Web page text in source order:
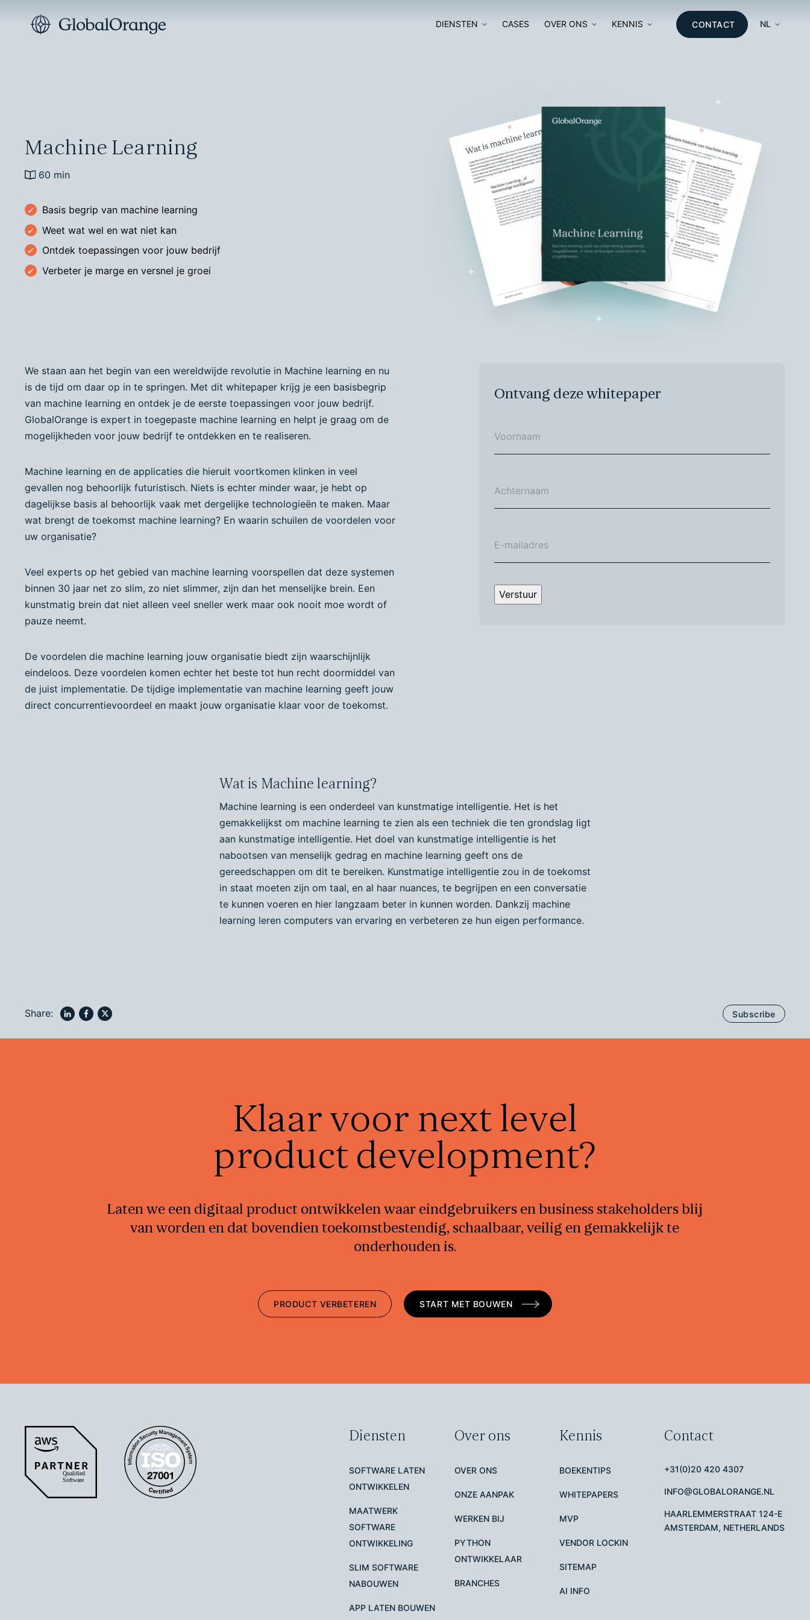
DIENSTEN
DIGITALE
TRANSFORMATIE
AI-ADOPTIE
CASES OVER ONS KENNIS CONTACT NL
Machine Learning
60 min
Basis begrip van machine learning
Weet wat wel en wat niet kan
Ontdek toepassingen voor jouw bedrijf
Verbeter je marge en versnel je groei
We staan aan het begin van een wereldwijde revolutie in Machine learning en nu
is de tijd om daar op in te springen. Met dit whitepaper krijg je een basisbegrip
van machine learning en ontdek je de eerste toepassingen voor jouw bedrijf.
GlobalOrange is expert in toegepaste machine learning en helpt je graag om de
mogelijkheden voor jouw bedrijf te ontdekken en te realiseren.
Machine learning en de applicaties die hieruit voortkomen klinken in veel
gevallen nog behoorlijk futuristisch. Niets is echter minder waar, je hebt op
dagelijkse basis al behoorlijk vaak met dergelijke technologieën te maken. Maar
wat brengt de toekomst machine learning? En waarin schuilen de voordelen voor
uw organisatie?
Veel experts op het gebied van machine learning voorspellen dat deze systemen
binnen 30 jaar net zo slim, zo niet slimmer, zijn dan het menselijke brein. Een
kunstmatig brein dat niet alleen veel sneller werk maar ook nooit moe wordt of
pauze neemt.
De voordelen die machine learning jouw organisatie biedt zijn waarschijnlijk
eindeloos. Deze voordelen komen echter het beste tot hun recht doormiddel van
de juist implementatie. De tijdige implementatie van machine learning geeft jouw
direct concurrentievoordeel en maakt jouw organisatie klaar voor de toekomst.
Ontvang deze whitepaper
Verstuur
Wat is Machine learning?
Machine learning is een onderdeel van kunstmatige intelligentie. Het is het
gemakkelijkst om machine learning te zien als een techniek die ten grondslag ligt
aan kunstmatige intelligentie. Het doel van kunstmatige intelligentie is het
nabootsen van menselijk gedrag en machine learning geeft ons de
gereedschappen om dit te bereiken. Kunstmatige intelligentie zou in de toekomst
in staat moeten zijn om taal, en al haar nuances, te begrijpen en een conversatie
te kunnen voeren en hier langzaam beter in kunnen worden. Dankzij machine
learning leren computers van ervaring en verbeteren ze hun eigen performance.
Share: Subscribe
Klaar voor next level
product development?
Laten we een digitaal product ontwikkelen waar eindgebruikers en business stakeholders blij
van worden en dat bovendien toekomstbestendig, schaalbaar, veilig en gemakkelijk te
onderhouden is.
PRODUCT VERBETEREN START MET BOUWEN
Diensten
SOFTWARE LATEN
ONTWIKKELEN
MAATWERK
SOFTWARE
ONTWIKKELING
SLIM SOFTWARE
NABOUWEN
APP LATEN BOUWEN
Over ons
OVER ONS
ONZE AANPAK
WERKEN BIJ
PYTHON
ONTWIKKELAAR
BRANCHES
Kennis
BOEKENTIPS
WHITEPAPERS
MVP
VENDOR LOCKIN
SITEMAP
AI INFO
Contact
+31(0)20 420 4307
INFO@GLOBALORANGE.NL
HAARLEMMERSTRAAT 124-E
AMSTERDAM, NETHERLANDS